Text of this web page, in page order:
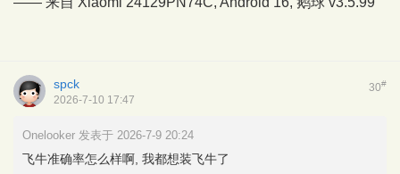
30#
spck
2026-7-10 17:47
Onelooker 发表于 2026-7-9 20:24
飞牛准确率怎么样啊, 我都想装飞牛了